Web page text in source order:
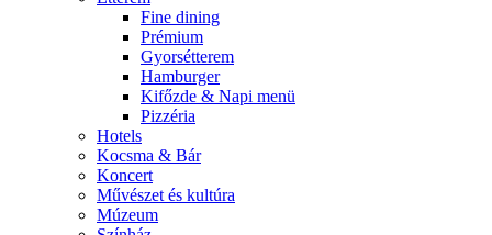
Fine dining
Prémium
Gyorsétterem
Hamburger
Kifőzde & Napi menü
Pizzéria
Hotels
Kocsma & Bár
Koncert
Művészet és kultúra
Múzeum